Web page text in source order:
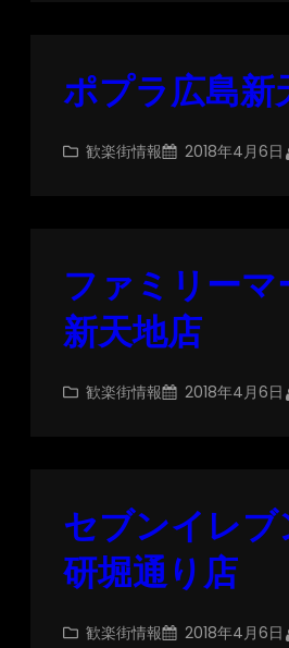
ポプラ広島新
歓楽街情報 2018年4月6日
ファミリーマ
新天地店
歓楽街情報 2018年4月6日
セブンイレブ
研堀通り店
歓楽街情報 2018年4月6日